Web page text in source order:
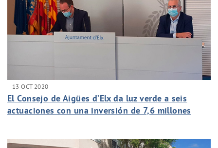
13 OCT 2020
El Consejo de Aigües d’Elx da luz verde a seis
actuaciones con una inversión de 7,6 millones